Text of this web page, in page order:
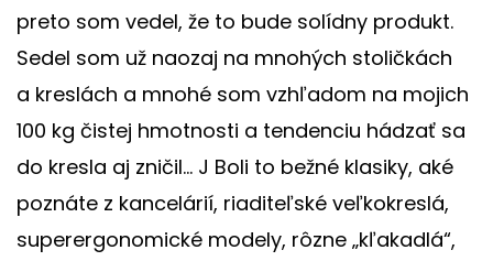
preto som vedel, že to bude solídny produkt.
Sedel som už naozaj na mnohých stoličkách
a kreslách a mnohé som vzhľadom na mojich
100 kg čistej hmotnosti a tendenciu hádzať sa
do kresla aj zničil... J Boli to bežné klasiky, aké
poznáte z kancelárií, riaditeľské veľkokreslá,
superergonomické modely, rôzne „kľakadlá“,